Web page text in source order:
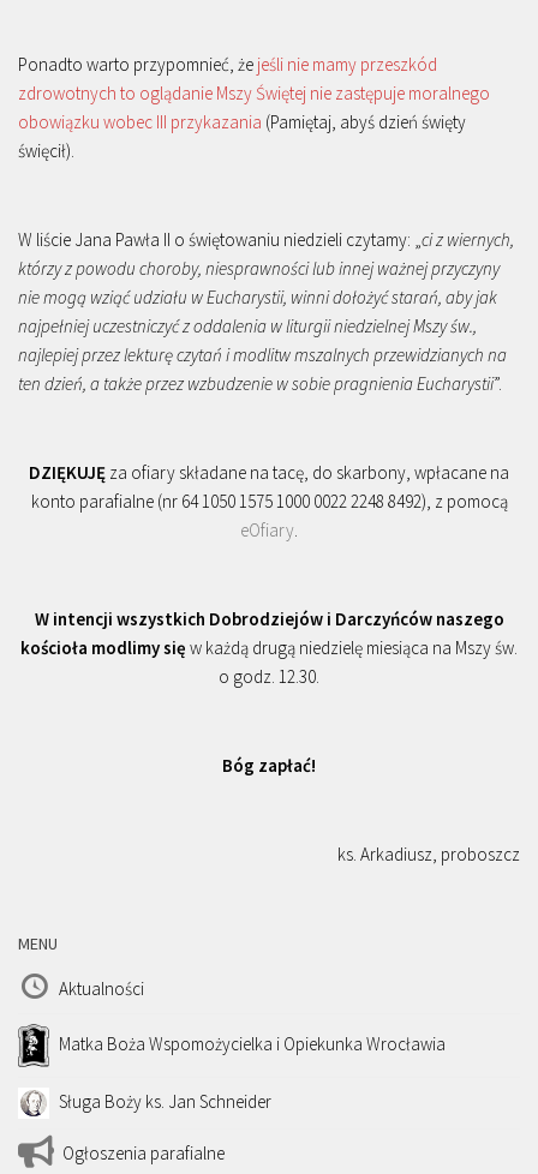
Ponadto warto przypomnieć, że jeśli nie mamy przeszkód
zdrowotnych to oglądanie Mszy Świętej nie zastępuje moralnego
obowiązku wobec III przykazania (Pamiętaj, abyś dzień święty
święcił).
W liście Jana Pawła II o świętowaniu niedzieli czytamy: „ ci z wiernych,
którzy z powodu choroby, niesprawności lub innej ważnej przyczyny
nie mogą wziąć udziału w Eucharystii, winni dołożyć starań, aby jak
najpełniej uczestniczyć z oddalenia w liturgii niedzielnej Mszy św.,
najlepiej przez lekturę czytań i modlitw mszalnych przewidzianych na
ten dzień, a także przez wzbudzenie w sobie pragnienia Eucharystii”.
DZIĘKUJĘ za ofiary składane na tacę, do skarbony, wpłacane na
konto parafialne (nr 64 1050 1575 1000 0022 2248 8492), z pomocą
eOfiary
W intencji wszystkich Dobrodziejów i Darczyńców naszego
kościoła modlimy się w każdą drugą niedzielę miesiąca na Mszy św.
o godz. 12.30.
Bóg zapłać!
ks. Arkadiusz, proboszcz
MENU
Aktualności
Matka Boża Wspomożycielka i Opiekunka Wrocławia
Sługa Boży ks. Jan Schneider
Ogłoszenia parafialne